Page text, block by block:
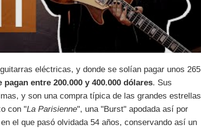
eléctricas, y donde se solían pagar unos 265
pagan entre 200.000 y 400.000 dólares. Sus
y son una compra típica de las grandes estrellas
con "La Parisienne", una "Burst" apodada así por
el que pasó olvidada 54 años, conservando así un